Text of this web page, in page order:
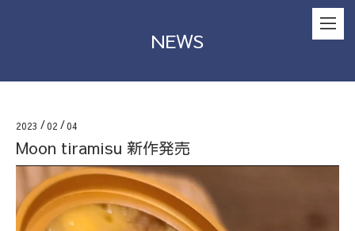
NEWS
2023 / 02 / 04
Moon tiramisu 新作発売